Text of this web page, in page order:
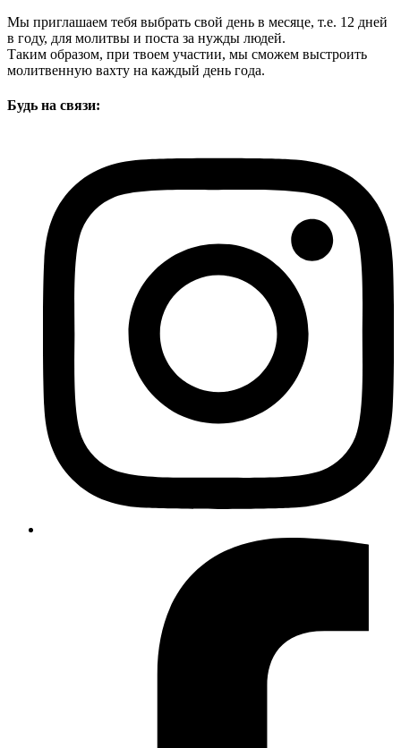
Мы приглашаем тебя выбрать свой день в месяце, т.е. 12 дней
в году, для молитвы и поста за нужды людей.
Таким образом, при твоем участии, мы сможем выстроить
молитвенную вахту на каждый день года.
Будь на связи: